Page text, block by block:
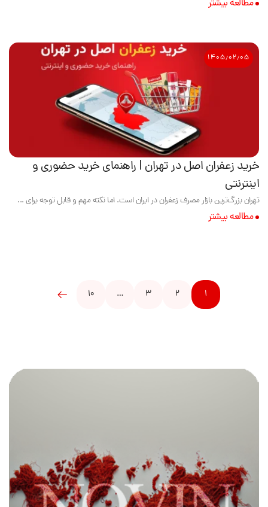
مطالعه بیشتر
۱۴۰۵٫۰۲٫۰۵
خرید زعفران اصل در تهران | راهنمای خرید حضوری و
اینترنتی
تهران بزرگ‌ترین بازار مصرف زعفران در ایران است. اما نکته مهم و قابل توجه برای ...
مطالعه بیشتر
1
2
3
…
10